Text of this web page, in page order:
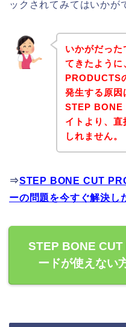
ックされてみてはいかが
いかがだった
てきたよう
PRODUCTS
発生する原因
STEP BONE
イトより、直
しれません。
⇒STEP BONE CUT
ーの問題を今すぐ解決し
STEP BONE
ードが使えない